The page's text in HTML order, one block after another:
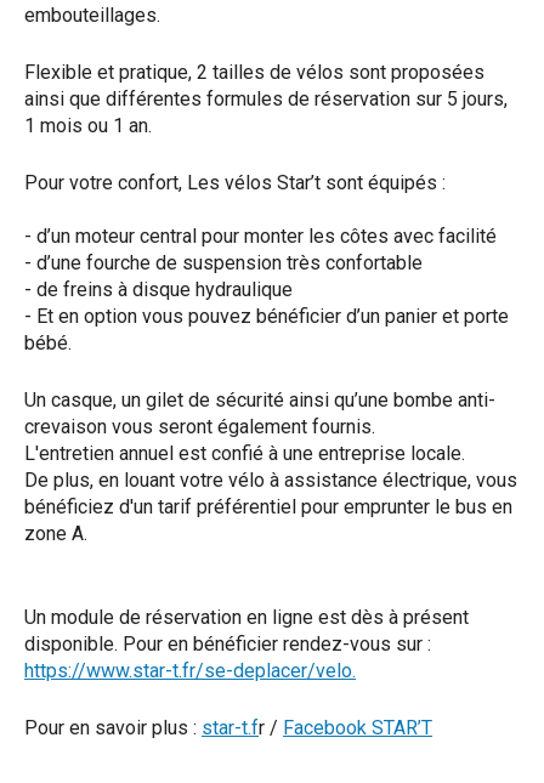
embouteillages.
Flexible et pratique, 2 tailles de vélos sont proposées
ainsi que différentes formules de réservation sur 5 jours,
1 mois ou 1 an.
Pour votre confort, Les vélos Star’t sont équipés :
- d’un moteur central pour monter les côtes avec facilité
- d’une fourche de suspension très confortable
- de freins à disque hydraulique
- Et en option vous pouvez bénéficier d’un panier et porte
bébé.
Un casque, un gilet de sécurité ainsi qu’une bombe anti-
crevaison vous seront également fournis.
L'entretien annuel est confié à une entreprise locale.
De plus, en louant votre vélo à assistance électrique, vous
bénéficiez d'un tarif préférentiel pour emprunter le bus en
zone A.
Un module de réservation en ligne est dès à présent
disponible. Pour en bénéficier rendez-vous sur :
https://www.star-t.fr/se-deplacer/velo.
Pour en savoir plus : star-t.fr / Facebook STAR’T